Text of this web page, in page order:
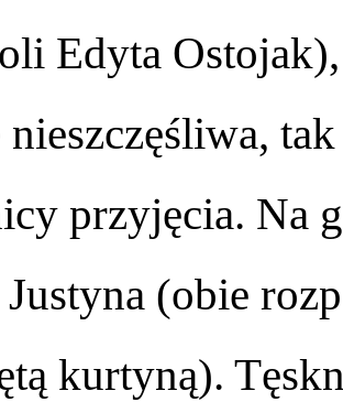
Edyta
przyjęcia. Na
(obie
kurtyną).